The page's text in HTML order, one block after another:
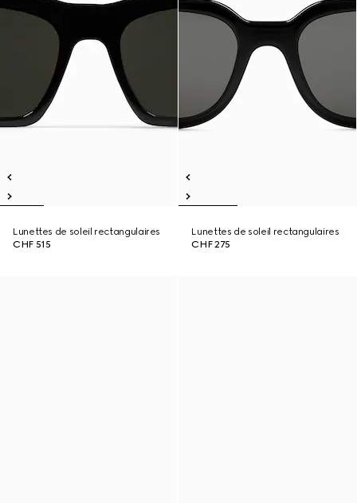
Lunettes de soleil rectangulaires
CHF 515
Lunettes de soleil rectangulaires
CHF 275